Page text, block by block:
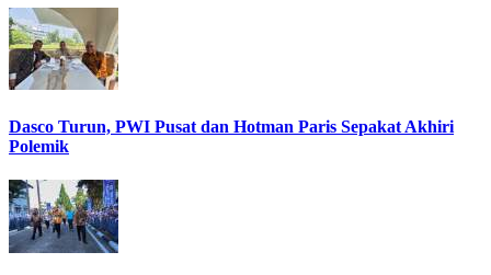
Dasco Turun, PWI Pusat dan Hotman Paris Sepakat Akhiri
Polemik